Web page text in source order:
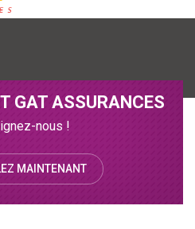
GAT ASSURANCES
nous !
MAINTENANT